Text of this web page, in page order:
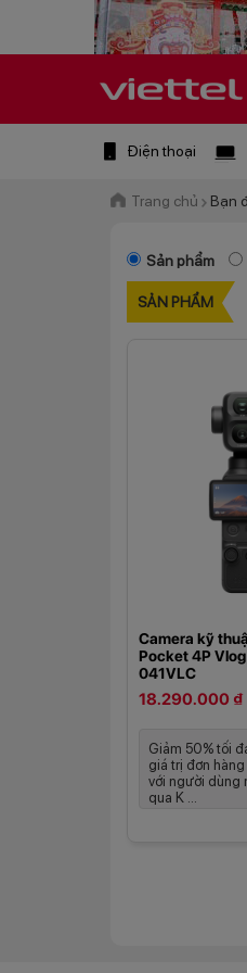
Điện thoại
Trang chủ Bạn
Sản phẩm
SẢN PHẨM
Camera kỹ
Pocket 4P
041VLC
18.290.000 ₫
Giảm 50% tối
giá trị đơn
với người dùng
qua K ...